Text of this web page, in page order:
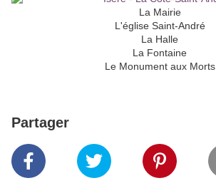
La Mairie
L'église Saint-André
La Halle
La Fontaine
Le Monument aux Morts
Partager